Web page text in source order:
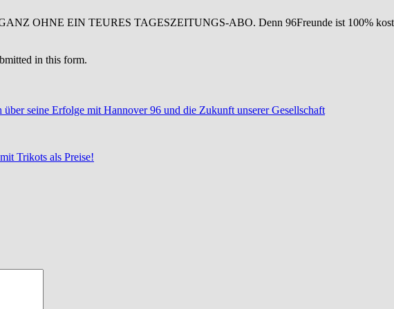
OHNE EIN TEURES TAGESZEITUNGS-ABO. Denn 96Freunde ist 100%
in this form.
seine Erfolge mit Hannover 96 und die Zukunft unserer Gesellschaft
Trikots als Preise!